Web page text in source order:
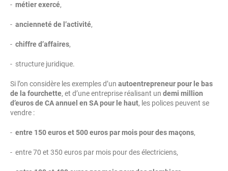
- métier exercé,
- ancienneté de l’activité,
- chiffre d’affaires,
- structure juridique.
Si l’on considère les exemples d’un autoentrepreneur pour le bas
de la fourchette, et d’une entreprise réalisant un demi million
d’euros de CA annuel en SA pour le haut, les polices peuvent se
vendre :
- entre 150 euros et 500 euros par mois pour des maçons,
- entre 70 et 350 euros par mois pour des électriciens,